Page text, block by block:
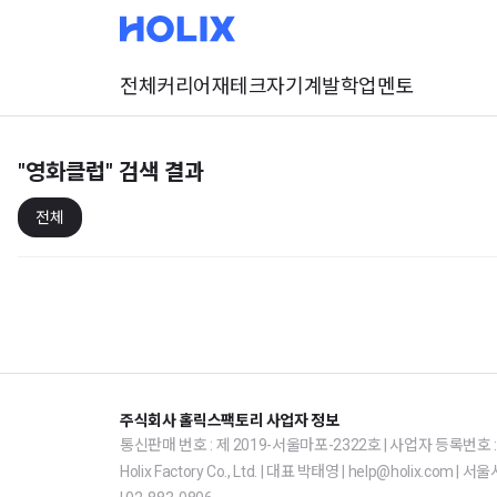
전체 커리어재테크자기계발학업멘토
"영화클럽" 검색 결과
전체
주식회사 홀릭스팩토리 사업자 정보
통신판매 번호 : 제 2019-서울마포-2322호 | 사업자 등록번
Holix Factory Co., Ltd. | 대표 박태영 | help@holix.com | 서